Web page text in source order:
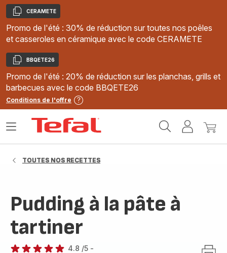
Copier
CERAMETE
Promo de l'été : 30% de réduction sur toutes nos poêles
et casseroles en céramique avec le code CERAMETE
Copier
BBQETE26
Promo de l'été : 20% de réduction sur les planchas, grills et
barbecues avec le code BBQETE26
Conditions de l'offre
MonMon
Ouvrir
TOUTES NOS RECETTES
Pudding à la pâte à
tartiner
4.8 /5 -